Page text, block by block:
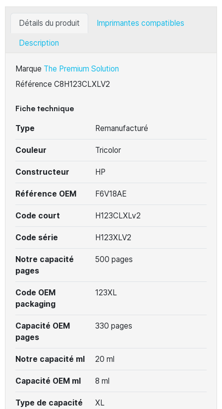
Détails du produit Imprimantes compatibles
Description
Marque The Premium Solution
Référence C8H123CLXLV2
Fiche technique
Type Remanufacturé
Couleur Tricolor
Constructeur HP
Référence OEM F6V18AE
Code court H123CLXLv2
Code série H123XLV2
Notre capacité
pages
500 pages
Code OEM
packaging
123XL
Capacité OEM
pages
330 pages
Notre capacité ml 20 ml
Capacité OEM ml 8 ml
Type de capacité XL